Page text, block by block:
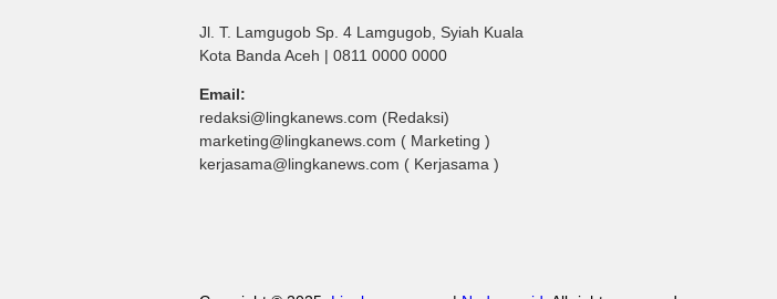
Jl. T. Lamgugob Sp. 4 Lamgugob, Syiah Kuala
Kota Banda Aceh | 0811 0000 0000
Email:
redaksi@lingkanews.com (Redaksi)
marketing@lingkanews.com ( Marketing )
kerjasama@lingkanews.com ( Kerjasama )